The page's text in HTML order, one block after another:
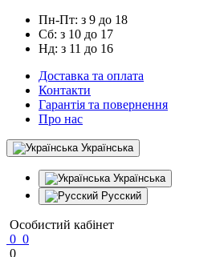
Пн-Пт: з 9 до 18
Сб: з 10 до 17
Нд: з 11 до 16
Доставка та оплата
Контакти
Гарантія та повернення
Про нас
Українська
Українська
Русский
Особистий кабінет
0 0
0